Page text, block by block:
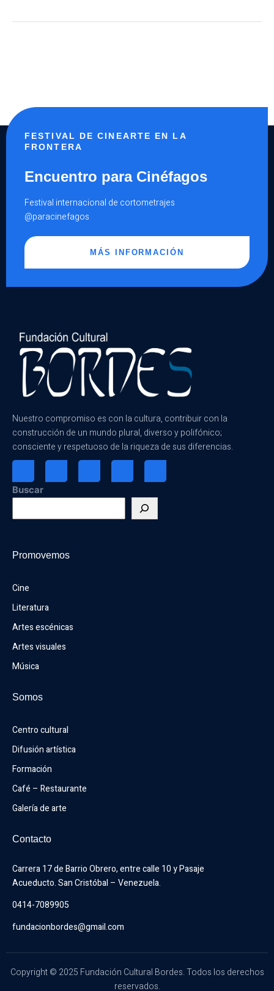
FESTIVAL DE CINEARTE EN LA
FRONTERA
Encuentro para Cinéfagos
Festival internacional de cortometrajes
@paracinefagos
MÁS INFORMACIÓN
Nuestro compromiso es con la cultura, contribuir con la
construcción de un mundo plural, diverso y polifónico;
consciente y respetuoso de la riqueza de sus diferencias.
Buscar
Promovemos
Cine
Literatura
Artes escénicas
Artes visuales
Música
Somos
Centro cultural
Difusión artística
Formación
Café – Restaurante
Galería de arte
Contacto
Carrera 17 de Barrio Obrero, entre calle 10 y Pasaje
Acueducto. San Cristóbal – Venezuela.
0414-7089905
fundacionbordes@gmail.com
Copyright © 2025 Fundación Cultural Bordes. Todos los derechos
reservados.